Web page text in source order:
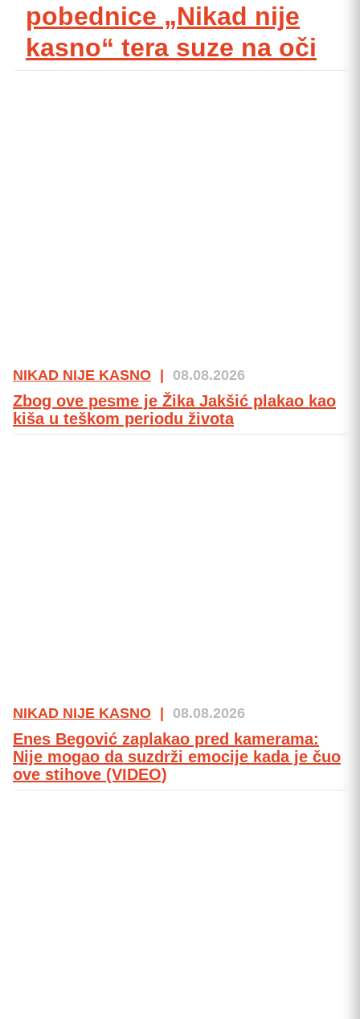
pobednice „Nikad nije
kasno“ tera suze na oči
NIKAD NIJE KASNO | 08.08.2026
Zbog ove pesme je Žika Jakšić plakao kao
kiša u teškom periodu života
NIKAD NIJE KASNO 08.08.2026
Enes Begović zaplakao pred kamerama:
Nije mogao da suzdrži emocije kada je čuo
ove stihove (VIDEO)